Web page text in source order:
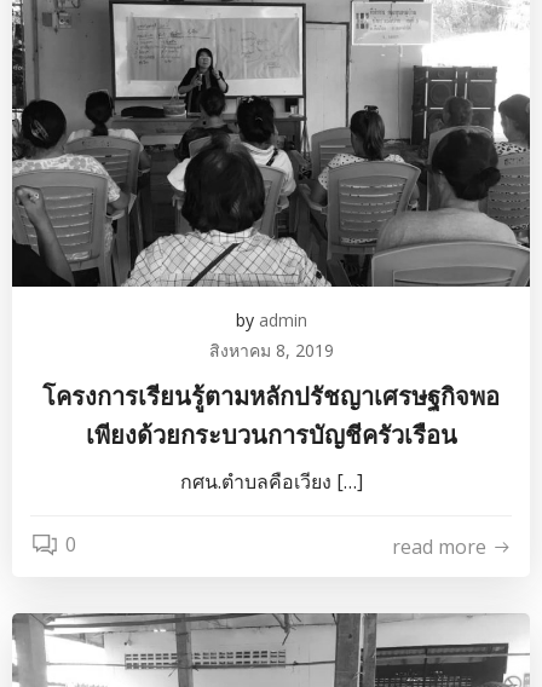
by admin
สิงหาคม 8, 2019
โครงการเรียนรู้ตามหลักปรัชญาเศรษฐกิจพอ
เพียงด้วยกระบวนการบัญชีครัวเรือน
กศน.ตำบลคือเวียง […]
0 read more